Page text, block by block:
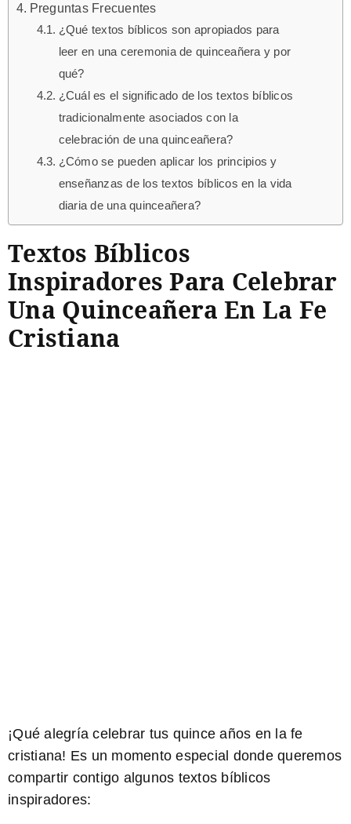
Preguntas Frecuentes
¿Qué textos bíblicos son apropiados para
leer en una ceremonia de quinceañera y por
qué?
¿Cuál es el significado de los textos bíblicos
tradicionalmente asociados con la
celebración de una quinceañera?
¿Cómo se pueden aplicar los principios y
enseñanzas de los textos bíblicos en la vida
diaria de una quinceañera?
Textos Bíblicos
Inspiradores Para Celebrar
Una Quinceañera En La Fe
Cristiana
¡Qué alegría celebrar tus quince años en la fe
cristiana! Es un momento especial donde queremos
compartir contigo algunos textos bíblicos
inspiradores: